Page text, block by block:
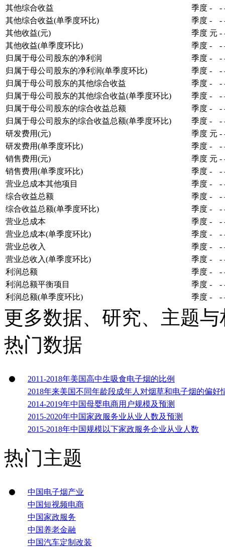
其他综合收益
季度 - -
其他综合收益(单季度环比)
季度 - -
其他收益(元)
季度 元 -
其他收益(单季度环比)
季度 - -
归属于母公司股东的净利润
季度 - -
归属于母公司股东的净利润(单季度环比)
季度 - -
归属于母公司股东的其他综合收益
季度 - -
归属于母公司股东的其他综合收益(单季度环比)
季度 - -
归属于母公司股东的综合收益总额
季度 - -
归属于母公司股东的综合收益总额(单季度环比)
季度 - -
研发费用(元)
季度 元 -
研发费用(单季度环比)
季度 - -
销售费用(元)
季度 元 -
销售费用(单季度环比)
季度 - -
营业总成本其他项目
季度 - -
综合收益总额
季度 - -
综合收益总额(单季度环比)
季度 - -
营业总成本
季度 - -
营业总成本(单季度环比)
季度 - -
营业总收入
季度 - -
营业总收入(单季度环比)
季度 - -
利润总额
季度 - -
利润总额平衡项目
季度 - -
利润总额(单季度环比)
季度 - -
更多数据、研究、主题
热门数据
2011-2018年美国高中生吸食电子烟的比例
2018年来美国不同年龄段成年人对烟草和电子烟的偏好
2014-2019年中国母婴电商用户规模及预测
2015-2020年中国家政服务业从业人数及预测
2015-2018年中国规模以下家政服务企业从业人数
热门主题
中国电子烟产业
中国短视频电商
中国家政服务
中国养老金融
中国汽车定制改装